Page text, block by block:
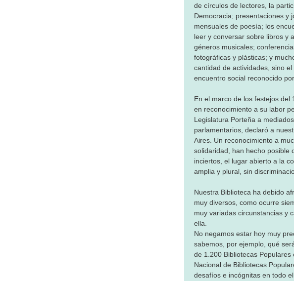
de círculos de lectores, la
Democracia; presentaciones y
mensuales de poesía; los
leer y conversar sobre libros y
géneros musicales;
fotográficas y plásticas; y
cantidad de actividades, sino
encuentro social reconocido
En el marco de los festejos del
en reconocimiento a su labor
Legislatura Porteña a
parlamentarios, declaró a
Aires. Un reconocimiento a
solidaridad, han hecho posible
inciertos, el lugar abierto a la
amplia y plural, sin
Nuestra Biblioteca ha debido
muy diversos, como ocurre
muy variadas circunstancias y
ella.
No negamos estar hoy muy
sabemos, por ejemplo, qué
de 1.200 Bibliotecas
Nacional de Bibliotecas
desafíos e incógnitas en todo